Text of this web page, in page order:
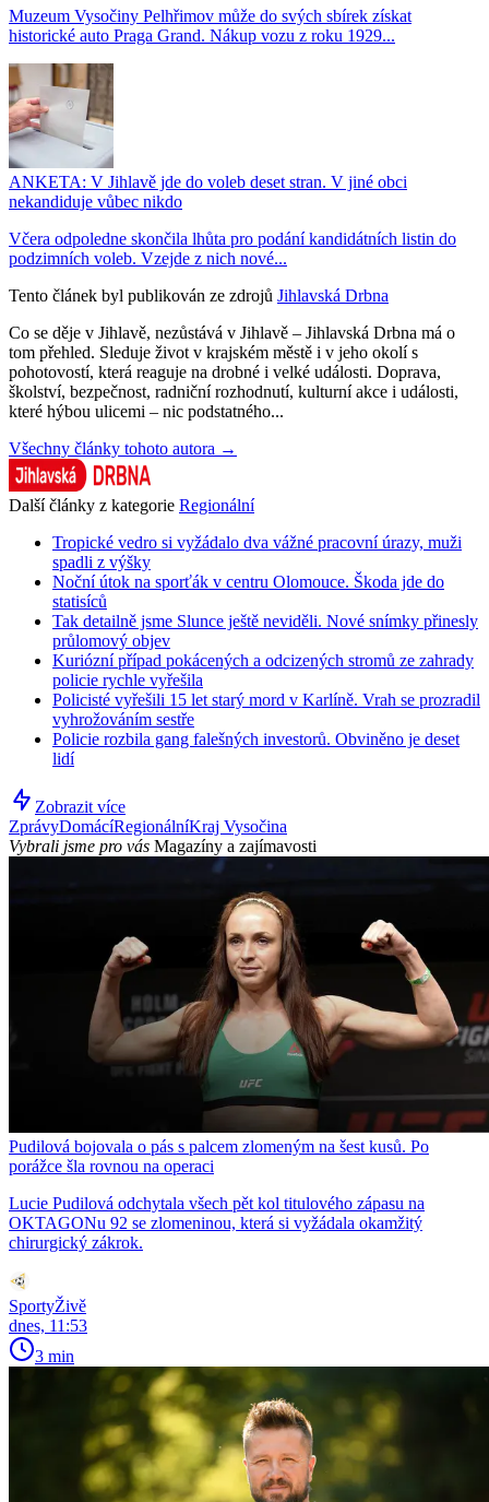
Muzeum Vysočiny Pelhřimov může do svých sbírek získat
historické auto Praga Grand. Nákup vozu z roku 1929...
ANKETA: V Jihlavě jde do voleb deset stran. V jiné obci
nekandiduje vůbec nikdo
Včera odpoledne skončila lhůta pro podání kandidátních listin do
podzimních voleb. Vzejde z nich nové...
Tento článek byl publikován ze zdrojů Jihlavská Drbna
Co se děje v Jihlavě, nezůstává v Jihlavě – Jihlavská Drbna má o
tom přehled. Sleduje život v krajském městě i v jeho okolí s
pohotovostí, která reaguje na drobné i velké události. Doprava,
školství, bezpečnost, radniční rozhodnutí, kulturní akce i události,
které hýbou ulicemi – nic podstatného...
Všechny články tohoto autora →
Další články z kategorie Regionální
Tropické vedro si vyžádalo dva vážné pracovní úrazy, muži
spadli z výšky
Noční útok na sporťák v centru Olomouce. Škoda jde do
statisíců
Tak detailně jsme Slunce ještě neviděli. Nové snímky přinesly
průlomový objev
Kuriózní případ pokácených a odcizených stromů ze zahrady
policie rychle vyřešila
Policisté vyřešili 15 let starý mord v Karlíně. Vrah se prozradil
vyhrožováním sestře
Policie rozbila gang falešných investorů. Obviněno je deset
lidí
Zobrazit více
ZprávyDomácíRegionálníKraj Vysočina
Vybrali jsme pro vás Magazíny a zajímavosti
Pudilová bojovala o pás s palcem zlomeným na šest kusů. Po
porážce šla rovnou na operaci
Lucie Pudilová odchytala všech pět kol titulového zápasu na
OKTAGONu 92 se zlomeninou, která si vyžádala okamžitý
chirurgický zákrok.
SportyŽivě
dnes, 11:53
3 min